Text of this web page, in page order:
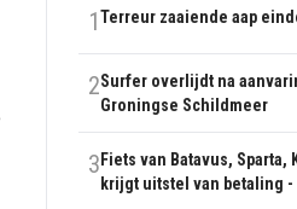
1Terreur zaaiende aap
2Surfer overlijdt na
Groningse Schildmeer
3 Fiets van Batavus, Sparta,
krijgt uitstel van betaling